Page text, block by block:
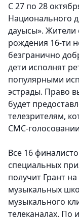
С 27 по 28
Национального
дауысы». Жители
рождения 16-ти
безгранично
дети исполнят
популярными
эстрады. Право
будет
телезрителям,
СМС-
Все 16
специальных
получит Грант
музыкальных
музыкального
телеканалах. По